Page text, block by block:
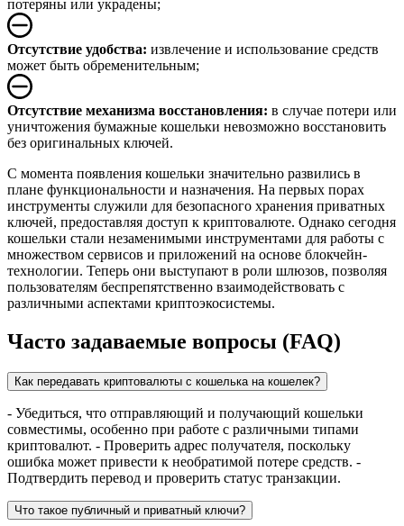
потеряны или украдены;
Отсутствие удобства: извлечение и использование средств
может быть обременительным;
Отсутствие механизма восстановления: в случае потери или
уничтожения бумажные кошельки невозможно восстановить
без оригинальных ключей.
С момента появления кошельки значительно развились в
плане функциональности и назначения. На первых порах
инструменты служили для безопасного хранения приватных
ключей, предоставляя доступ к криптовалюте. Однако сегодня
кошельки стали незаменимыми инструментами для работы с
множеством сервисов и приложений на основе блокчейн-
технологии. Теперь они выступают в роли шлюзов, позволяя
пользователям беспрепятственно взаимодействовать с
различными аспектами криптоэкосистемы.
Часто задаваемые вопросы (FAQ)
Как передавать криптовалюты с кошелька на кошелек?
- Убедиться, что отправляющий и получающий кошельки
совместимы, особенно при работе с различными типами
криптовалют. - Проверить адрес получателя, поскольку
ошибка может привести к необратимой потере средств. -
Подтвердить перевод и проверить статус транзакции.
Что такое публичный и приватный ключи?